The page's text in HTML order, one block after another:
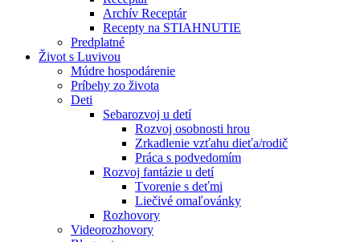
Archív Receptár
Recepty na STIAHNUTIE
Predplatné
Život s Luvivou
Múdre hospodárenie
Príbehy zo života
Deti
Sebarozvoj u detí
Rozvoj osobnosti hrou
Zrkadlenie vzťahu dieťa/rodič
Práca s podvedomím
Rozvoj fantázie u detí
Tvorenie s deťmi
Liečivé omaľovánky
Rozhovory
Videorozhovory